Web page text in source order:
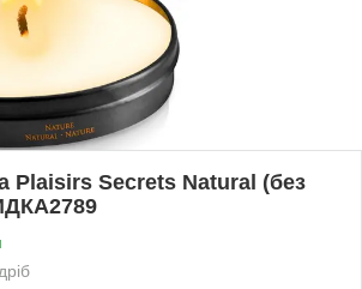
Plaisirs Secrets Natural (без